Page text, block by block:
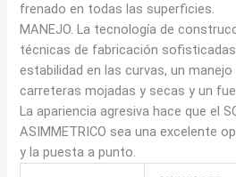
frenado en todas las superficies.
MANEJO. La tecnología de
técnicas de fabricación
estabilidad en las curvas, un
carreteras mojadas y secas y un
La apariencia agresiva hace que el
ASIMMETRICO sea una excelente
y la puesta a punto.